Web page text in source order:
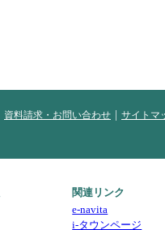
資料請求・お問い合わせ サイトマ
関連リンク
e-navita
i-タウンページ